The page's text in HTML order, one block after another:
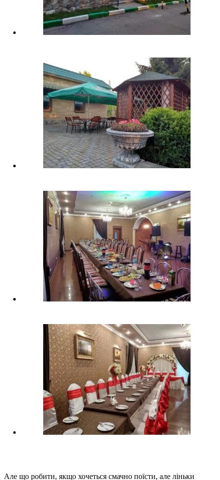
Але що робити, якщо хочеться смачно поїсти, але ліньки